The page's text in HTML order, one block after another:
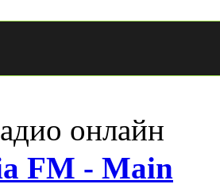
онлайн
FM - Main